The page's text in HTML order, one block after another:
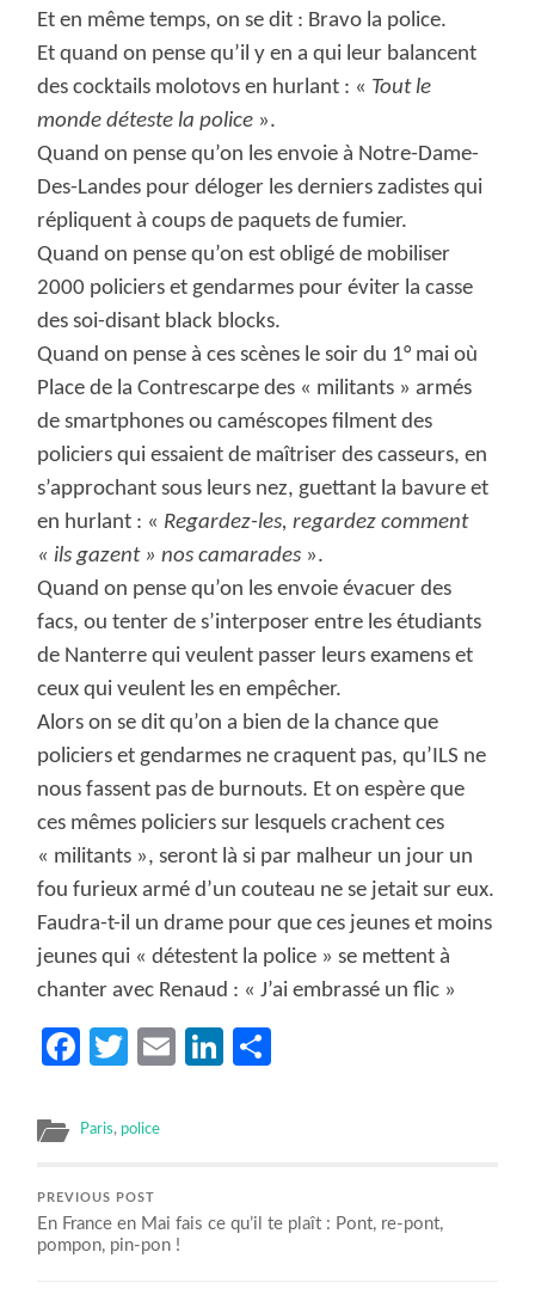
Et en même temps, on se dit : Bravo la police.
Et quand on pense qu’il y en a qui leur balancent
des cocktails molotovs en hurlant : « Tout le
monde déteste la police ».
Quand on pense qu’on les envoie à Notre-Dame-
Des-Landes pour déloger les derniers zadistes qui
répliquent à coups de paquets de fumier.
Quand on pense qu’on est obligé de mobiliser
2000 policiers et gendarmes pour éviter la casse
des soi-disant black blocks.
Quand on pense à ces scènes le soir du 1° mai où
Place de la Contrescarpe des « militants » armés
de smartphones ou caméscopes filment des
policiers qui essaient de maîtriser des casseurs, en
s’approchant sous leurs nez, guettant la bavure et
en hurlant : « Regardez-les, regardez comment
« ils gazent » nos camarades ».
Quand on pense qu’on les envoie évacuer des
facs, ou tenter de s’interposer entre les étudiants
de Nanterre qui veulent passer leurs examens et
ceux qui veulent les en empêcher.
Alors on se dit qu’on a bien de la chance que
policiers et gendarmes ne craquent pas, qu’ILS ne
nous fassent pas de burnouts. Et on espère que
ces mêmes policiers sur lesquels crachent ces
« militants », seront là si par malheur un jour un
fou furieux armé d’un couteau ne se jetait sur eux.
Faudra-t-il un drame pour que ces jeunes et moins
jeunes qui « détestent la police » se mettent à
chanter avec Renaud : « J’ai embrassé un flic »
Facebook
Twitter
EmailLinkedIn
Paris, police
PREVIOUS POST
En France en Mai fais ce qu’il te plaît : Pont, re-pont,
pompon, pin-pon !